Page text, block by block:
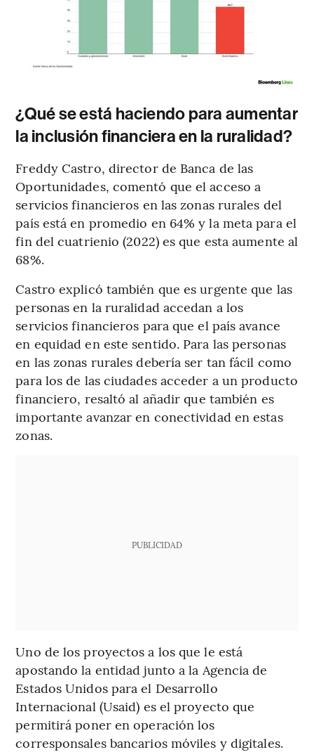
¿Qué se está haciendo para aumentar
la inclusión financiera en la ruralidad?
Freddy Castro, director de Banca de las
Oportunidades, comentó que el acceso a
servicios financieros en las zonas rurales del
país está en promedio en 64% y la meta para el
fin del cuatrienio (2022) es que esta aumente al
68%.
Castro explicó también que es urgente que las
personas en la ruralidad accedan a los
servicios financieros para que el país avance
en equidad en este sentido. Para las personas
en las zonas rurales debería ser tan fácil como
para los de las ciudades acceder a un producto
financiero, resaltó al añadir que también es
importante avanzar en conectividad en estas
zonas.
PUBLICIDAD
Uno de los proyectos a los que le está
apostando la entidad junto a la Agencia de
Estados Unidos para el Desarrollo
Internacional (Usaid) es el proyecto que
permitirá poner en operación los
corresponsales bancarios móviles y digitales.